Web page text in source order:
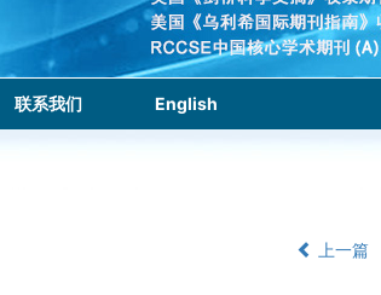
联系我们 English
上一篇